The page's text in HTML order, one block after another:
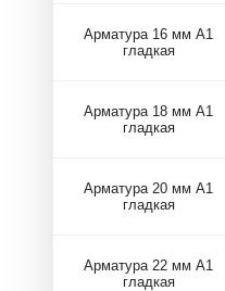
Арматура 16 мм А1
гладкая
Арматура 18 мм А1
гладкая
Арматура 20 мм А1
гладкая
Арматура 22 мм А1
гладкая